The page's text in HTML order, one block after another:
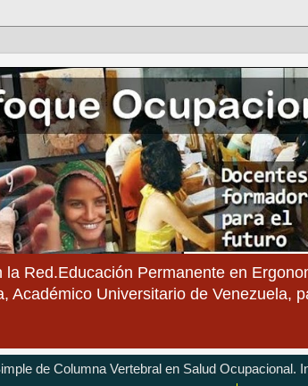
Red.Educación Permanente en
Académico Universitario de Venezuela,
de Columna Vertebral en Salud Ocupacional.